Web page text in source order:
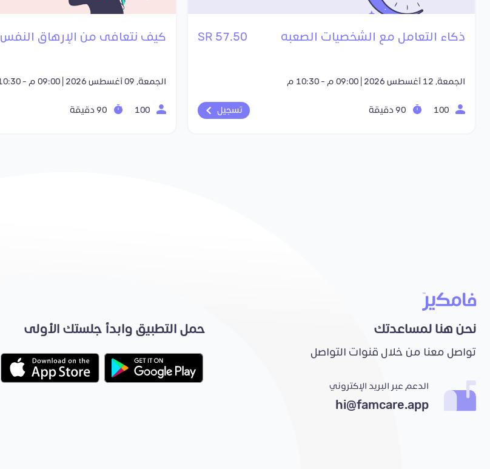
ذكاء التعامل مع الشخصيات الصعبه 57.50 SR
الجمعة, 12 أغسطس 2026 | 09:00 م - 10:30 م
تسجيل
كيف نتعافى من الإرهاق النفس
الجمعة, 09 أغسطس 2026 | 09:00 م - 10:30 م
نحن هنا لمساعدتك
تواصل معنا من خلال قنوات التواصل
الدعم عبر البريد الإكتروني
hi@famcare.app
حمل التطبيق وابدأ جلستك الأولى